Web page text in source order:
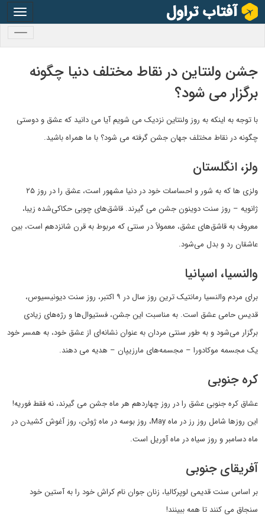
جشن ولنتاین در نقاط مختلف دنیا چگونه
برگزار می شود؟
با توجه به اینکه به روز ولنتاین نزدیک می شویم آیا می دانید که عشق و دوستی
چگونه در نقاط مختلف جهان جشن گرفته می شود؟ با ما همراه باشید.
ولز، انگلستان
ولزی ها که به شور و احساسات خود در دنیا مشهور است، عشق را در روز ۲۵
ژانویه – روز سنت دوینون جشن می گیرند. قاشق‌های چوبی حکاکی‌شده زیبا،
معروف به قاشق‌های عشق، معمولاً در سنتی که مربوط به قرن شانزدهم است، بین
عاشقان رد و بدل می‌شود.
والنسیا، اسپانیا
برای مردم والنسیا رمانتیک ترین روز سال در ۹ اکتبر، روز سنت دیونیسیوس،
قدیس حامی عشق است. به مناسبت این جشن، فستیوال‌ها و رژه‌های زیادی
برگزار می‌شود و به طور سنتی مردان به عنوان نشانه‌ای از عشق خود، به همسر خود
یک مجسمه موکادورا – مجسمه‌های مارزیپان – هدیه می دهند.
کره جنوبی
عشاق کره جنوبی عشق را در روز چهاردهم هر ماه جشن می گیرند، نه فقط فوریه!
این روزها شامل روز رز در ماه May، روز بوسه در ماه ژوئن، روز آغوش کشیدن در
ماه دسامبر و روز سیاه در ماه آوریل است.
آفریقای جنوبی
بر اساس سنت قدیمی لوپرکالیا، زنان جوان نام کراش خود را به آستین خود
سنجاق می کنند تا همه ببینند!